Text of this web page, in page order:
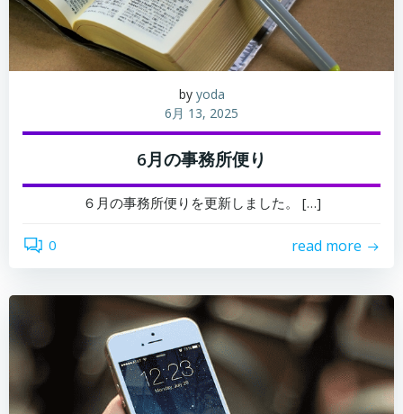
by yoda
6月 13, 2025
6月の事務所便り
６月の事務所便りを更新しました。 […]
0 read more